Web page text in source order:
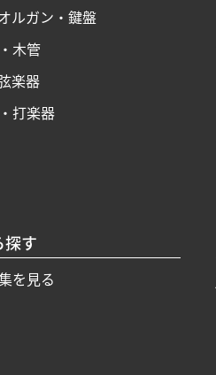
ルガン・鍵盤
木管
楽器
打楽器
探す
を見る